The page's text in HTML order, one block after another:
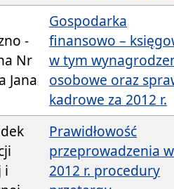
-
Nr
Jana
Gospodarka
finansowo –
w tym
osobowe oraz
kadrowe za 2012 r.
i
Prawidłowość
przeprowadzenia w
2012 r. procedury